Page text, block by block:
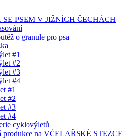
PSEM V JIŽNÍCH ČECHÁCH
o granule pro psa
#1
#2
#3
#4
#1
#2
#3
#4
cyklovýletů
produkce na VČELAŘSKÉ STEZCE